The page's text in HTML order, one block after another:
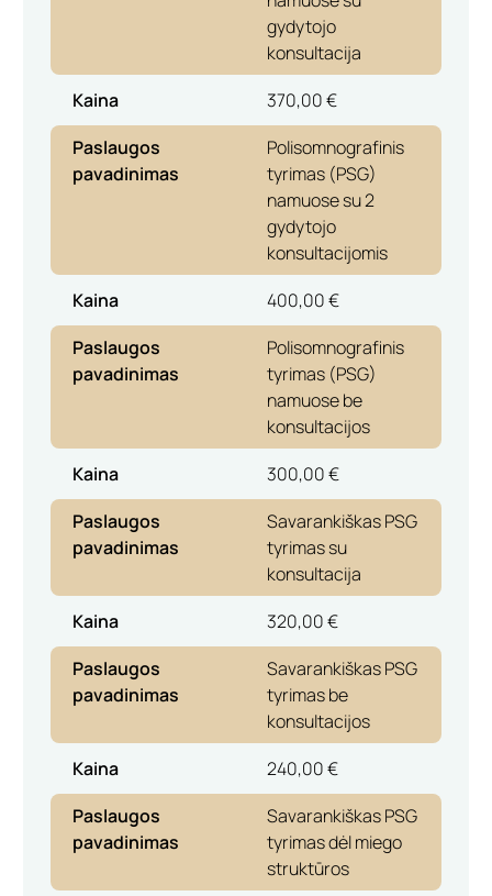
gydytojo
konsultacija
Kaina
370,00 €
Paslaugos
pavadinimas
Polisomnografinis
tyrimas (PSG)
namuose su 2
gydytojo
konsultacijomis
Kaina
400,00 €
Paslaugos
pavadinimas
Polisomnografinis
tyrimas (PSG)
namuose be
konsultacijos
Kaina
300,00 €
Paslaugos
pavadinimas
Savarankiškas PSG
tyrimas su
konsultacija
Kaina
320,00 €
Paslaugos
pavadinimas
Savarankiškas PSG
tyrimas be
konsultacijos
Kaina
240,00 €
Paslaugos
pavadinimas
Savarankiškas PSG
tyrimas dėl miego
struktūros